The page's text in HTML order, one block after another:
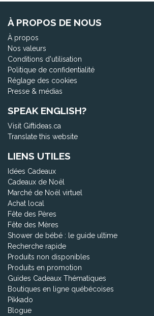
À PROPOS DE NOUS
À propos
Nos valeurs
Conditions d'utilisation
Politique de confidentialité
Réglage des cookies
Presse & médias
SPEAK ENGLISH?
Visit Giftideas.ca
Translate this website
LIENS UTILES
Idées Cadeaux
Cadeaux de Noël
Marché de Noël virtuel
Achat local
Fête des Pères
Fête des Mères
Shower de bébé : le guide ultime
Recherche rapide
Produits non disponibles
Produits en promotion
Guides Cadeaux Thématiques
Boutiques en ligne québécoises
Pikkado
Blogue